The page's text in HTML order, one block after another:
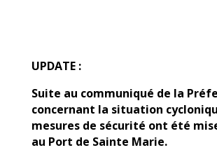
UPDATE :
Suite au communiqué de la
concernant la situation
mesures de sécurité ont été
au Port de Sainte Marie.